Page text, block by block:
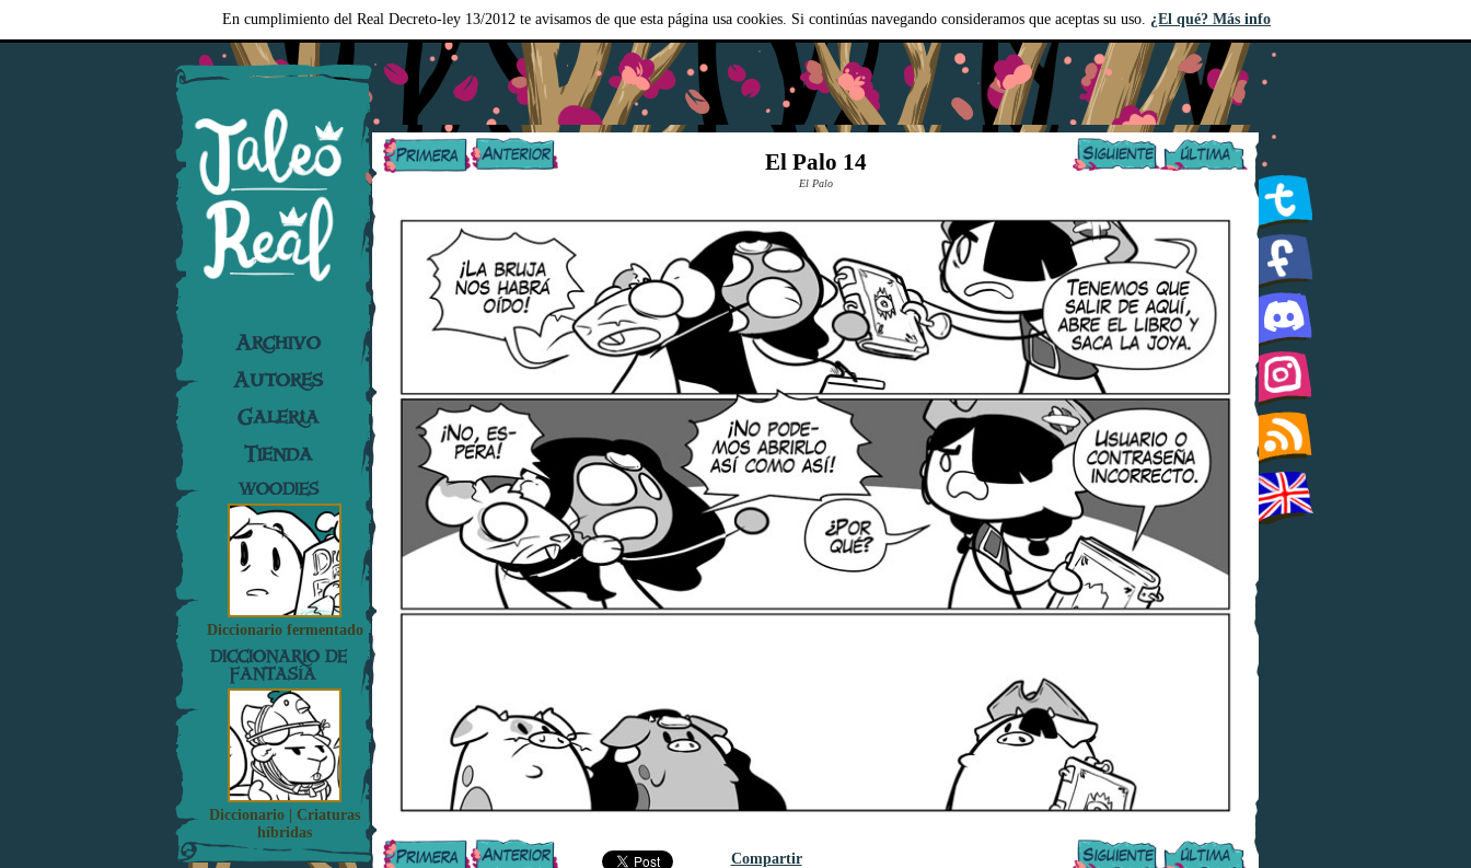
En cumplimiento del Real Decreto-ley 13/2012 te avisamos de que esta página usa cookies. Si continúas navegando consideramos que aceptas su uso. ¿El qué? Más info
Archivo
Autores
Galería
Tienda
WOODIES
Diccionario fermentado
DICCIONARIO DE
FANTASÍA
Diccionario | Criaturas
híbridas
El Palo 14
El Palo
Compartir